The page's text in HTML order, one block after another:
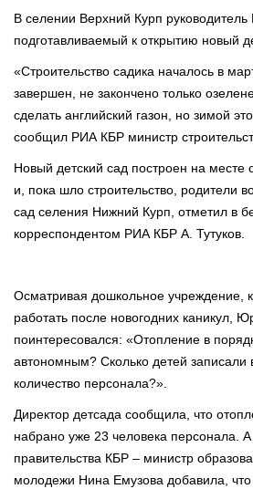
В селении Верхний Курп
подготавливаемый к открытию новый
«Строительство садика началось в
завершен, не закончено только
сделать английский газон, но зимой
сообщил РИА КБР министр
Новый детский сад построен на месте
и, пока шло строительство, родители
сад селения Нижний Курп, отметил в
корреспондентом РИА КБР А. Тутуков.
Осматривая дошкольное учреждение,
работать после новогодних каникул,
поинтересовался: «Отопление в
автономным? Сколько детей записали
количество персонала?».
Директор детсада сообщила, что
набрано уже 23 человека персонала.
правительства КБР – министр
молодежи Нина Емузова добавила,